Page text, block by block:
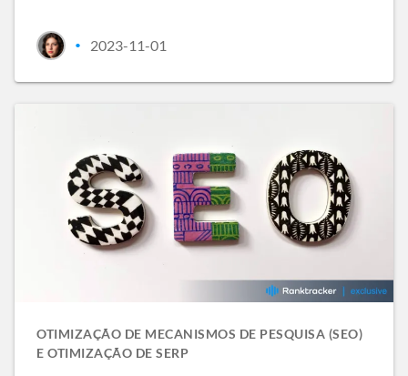
• 2023-11-01
OTIMIZAÇÃO DE MECANISMOS DE PESQUISA (SEO)
E OTIMIZAÇÃO DE SERP